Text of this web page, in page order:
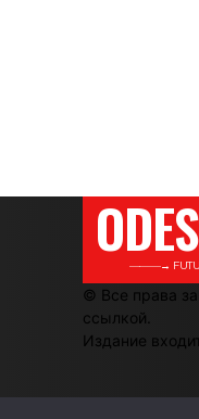
———→
© Все права
ссылкой.
Издание